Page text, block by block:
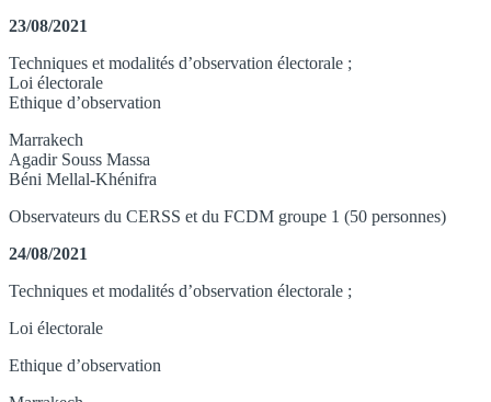
23/08/2021
Techniques et modalités d’observation électorale ;
Loi électorale
Ethique d’observation
Marrakech
Agadir Souss Massa
Béni Mellal-Khénifra
Observateurs du CERSS et du FCDM groupe 1 (50 personnes)
24/08/2021
Techniques et modalités d’observation électorale ;
Loi électorale
Ethique d’observation